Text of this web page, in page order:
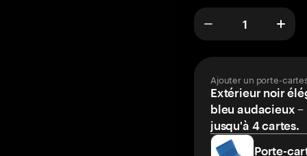
Ajouter un porte-
Extérieur noir
bleu audacieux
jusqu'à 4 cartes.
Porte-